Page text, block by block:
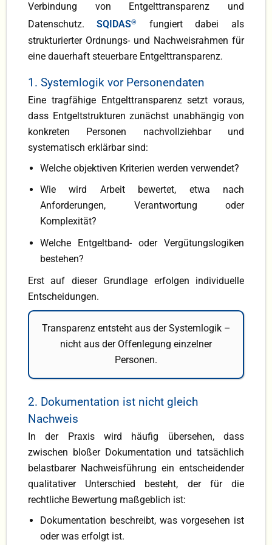
Verbindung von Entgelttransparenz und
Datenschutz. SQIDAS®
fungiert dabei als
strukturierter Ordnungs- und Nachweisrahmen für
eine dauerhaft steuerbare Entgelttransparenz.
1. Systemlogik vor Personendaten
Eine tragfähige Entgelttransparenz setzt voraus,
dass Entgeltstrukturen zunächst unabhängig von
konkreten Personen nachvollziehbar und
systematisch erklärbar sind:
Welche objektiven Kriterien werden verwendet?
Wie wird Arbeit bewertet, etwa nach
Anforderungen, Verantwortung oder
Komplexität?
Welche Entgeltband- oder Vergütungslogiken
bestehen?
Erst auf dieser Grundlage erfolgen individuelle
Entscheidungen.
Transparenz entsteht aus der Systemlogik –
nicht aus der Offenlegung einzelner
Personen.
2. Dokumentation ist nicht gleich
Nachweis
In der Praxis wird häufig übersehen, dass
zwischen bloßer Dokumentation und tatsächlich
belastbarer Nachweisführung ein entscheidender
qualitativer Unterschied besteht, der für die
rechtliche Bewertung maßgeblich ist:
Dokumentation beschreibt, was vorgesehen ist
oder was erfolgt ist.